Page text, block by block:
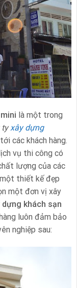
là một trong
tyxây dựng
các khách hàng.
vụ thi công có
lượng của các
thiết kế đẹp
một đơn vị xây
dựng khách sạn
luôn đảm bảo
nghiệp sau: